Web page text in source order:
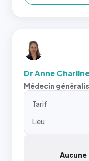
Dr Anne
Médecin
Tarif
Lieu